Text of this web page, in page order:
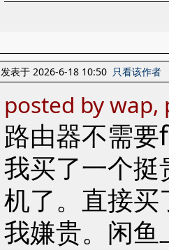
发表于 2026-6-18 10:50 只看该作者
posted by
路由器不需
我买了一个
机了。直接
我嫌贵。闲